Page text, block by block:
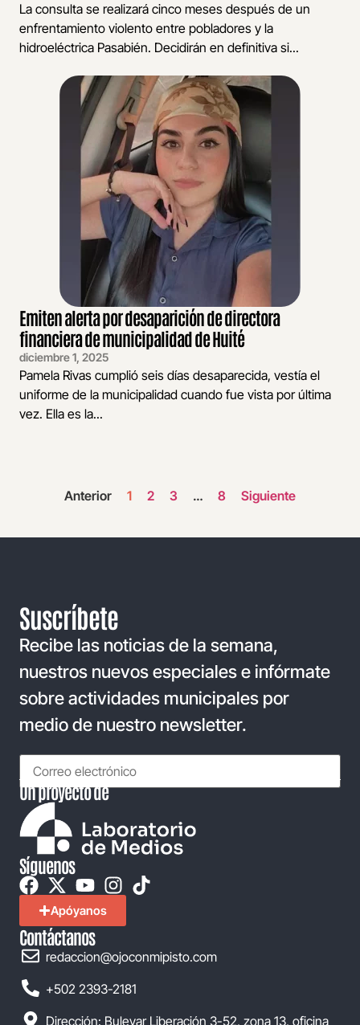
La consulta se realizará cinco meses después de un
enfrentamiento violento entre pobladores y la
hidroeléctrica Pasabién. Decidirán en definitiva si...
Emiten alerta por desaparición de directora
financiera de municipalidad de Huité
diciembre 1, 2025
Pamela Rivas cumplió seis días desaparecida, vestía el
uniforme de la municipalidad cuando fue vista por última
vez. Ella es la...
Anterior 1 2 3 … 8 Siguiente
Suscríbete
Recibe las noticias de la semana,
nuestros nuevos especiales e infórmate
sobre actividades municipales por
medio de nuestro newsletter.
Un proyecto de
Síguenos
Apóyanos
Contáctanos
redaccion@ojoconmipisto.com
+502 2393-2181
Dirección: Bulevar Liberación 3-52, zona 13, oficina